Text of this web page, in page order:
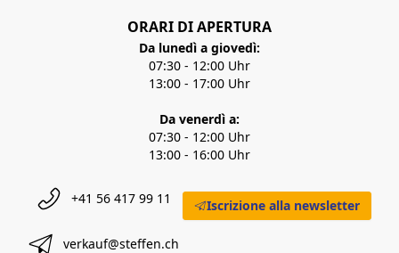
ORARI DI APERTURA
Da lunedì a giovedì:
07:30 - 12:00 Uhr
13:00 - 17:00 Uhr
Da venerdì a:
07:30 - 12:00 Uhr
13:00 - 16:00 Uhr
+41 56 417 99 11
verkauf@steffen.ch
Iscrizione alla newsletter